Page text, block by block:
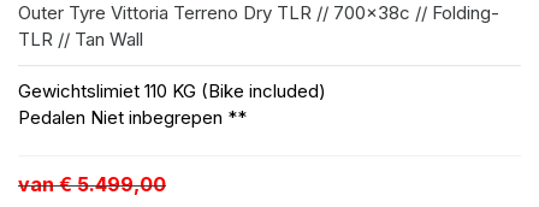
Outer Tyre Vittoria Terreno Dry TLR // 700x38c // Folding-
TLR // Tan Wall
Gewichtslimiet 110 KG (Bike included)
Pedalen Niet inbegrepen **
van€ 5.499,00